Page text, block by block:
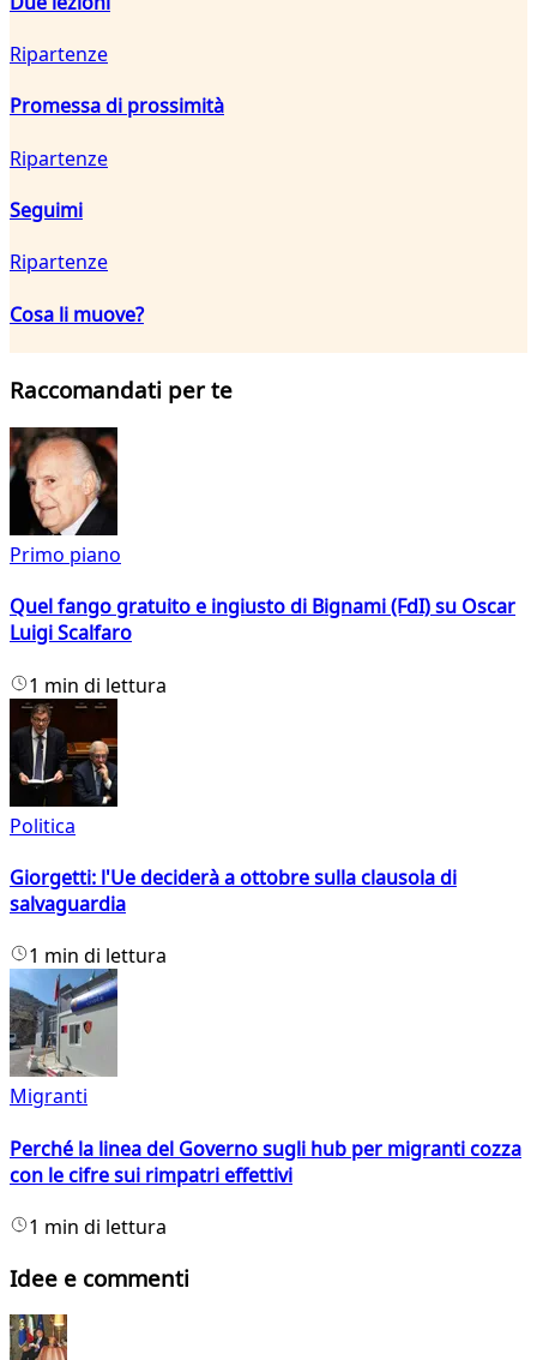
Ripartenze
Promessa di prossimità
Ripartenze
Seguimi
Ripartenze
Cosa li muove?
Raccomandati per te
Primo piano
Quel fango gratuito e ingiusto di Bignami (FdI) su Oscar
Luigi Scalfaro
1 min di lettura
Politica
Giorgetti: l'Ue deciderà a ottobre sulla clausola di
salvaguardia
1 min di lettura
Migranti
Perché la linea del Governo sugli hub per migranti cozza
con le cifre sui rimpatri effettivi
1 min di lettura
Idee e commenti